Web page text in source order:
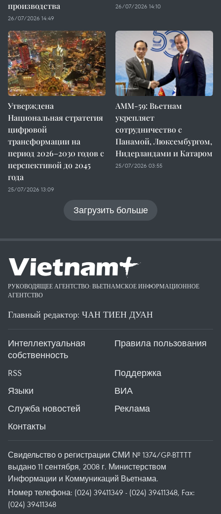
производства
26/07/2026 14:49
26/07/2026 14:10
Утверждена
Национальная стратегия
цифровой
трансформации на
период 2026–2030 годов с
перспективой до 2045
года
25/07/2026 13:09
AMM-59: Вьетнам
укрепляет
сотрудничество с
Панамой, Люксембургом,
Нидерландами и Катаром
25/07/2026 03:55
Загрузить больше
РУКОВОДЯЩЕЕ АГЕНТСТВО: ВЬЕТНАМСКОЕ ИНФОРМАЦИОННОЕ
АГЕНТСТВО
Главный редактор: ЧАН ТИЕН ДУАН
Интеллектуальная
собственность
Правила пользования
RSS
Поддержка
Языки
ВИА
Служба новостей
Реклама
Контакты
Свидельство о регистрации СМИ № 1374/GP-BTTTT
выдано 11 сентября, 2008 г. Министерством
Информации и Коммуникаций Вьетнама.
Номер телефона: (024) 39411349 - (024) 39411348, Fax:
(024) 39411348